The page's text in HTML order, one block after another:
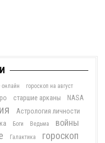
онлайн
гороскоп на август
старшие арканы
NASA
Астрология личности
Боги Ведьма войны
Галактика гороскоп